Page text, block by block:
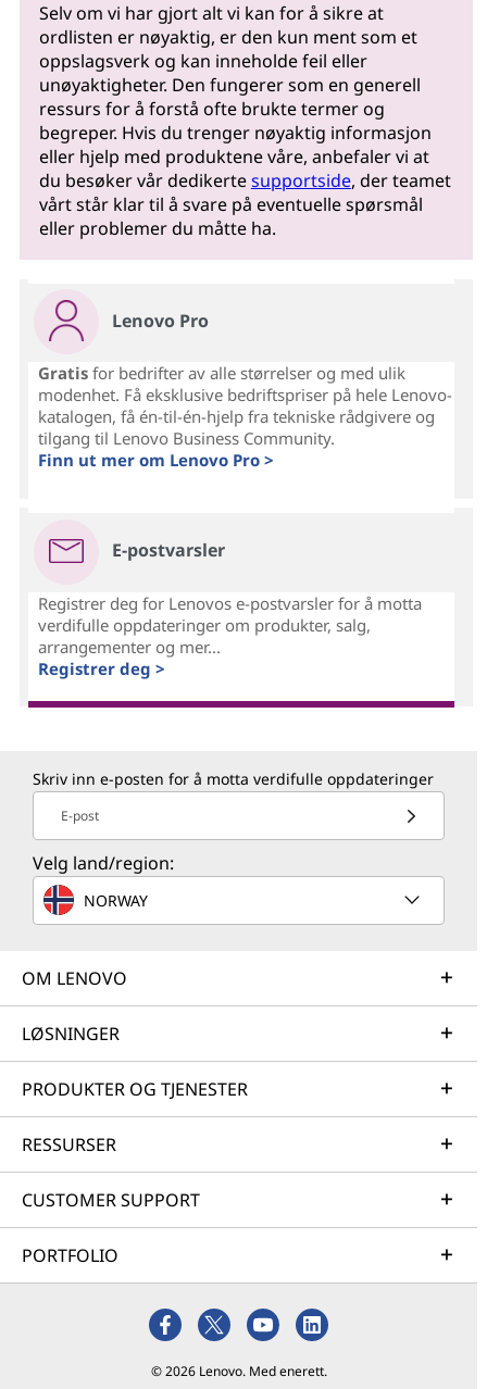
Selv om vi har gjort alt vi kan for å sikre at
ordlisten er nøyaktig, er den kun ment som et
oppslagsverk og kan inneholde feil eller
unøyaktigheter. Den fungerer som en generell
ressurs for å forstå ofte brukte termer og
begreper. Hvis du trenger nøyaktig informasjon
eller hjelp med produktene våre, anbefaler vi at
du besøker vår dedikertesupportside, der teamet
vårt står klar til å svare på eventuelle spørsmål
eller problemer du måtte ha.
Lenovo Pro
Gratisfor bedrifter av alle størrelser og med ulik
modenhet. Få eksklusive bedriftspriser på hele Lenovo-
katalogen, få én-til-én-hjelp fra tekniske rådgivere og
tilgang til Lenovo Business Community.
Finn ut mer om Lenovo Pro >
E-postvarsler
Registrer deg for Lenovos e-postvarsler for å motta
verdifulle oppdateringer om produkter, salg,
arrangementer og mer...
Registrer deg >
Skriv inn e-posten for å motta verdifulle oppdateringer
E-post
Velg land/region:
NORWAY
OM LENOVO
LØSNINGER
PRODUKTER OG TJENESTER
RESSURSER
CUSTOMER SUPPORT
PORTFOLIO
© 2026 Lenovo. Med enerett.